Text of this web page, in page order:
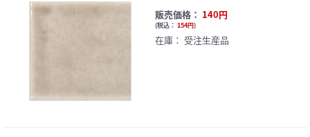
販売価格： 140円
(税込： 154円)
在庫： 受注生産品